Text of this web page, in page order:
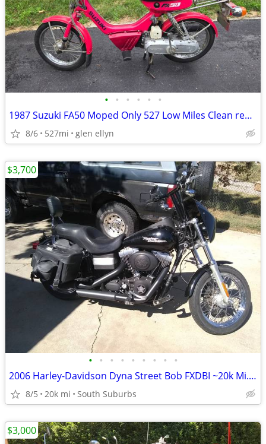
• • • • • •
1987 Suzuki FA50 Moped Only 527 Low Miles Clean registration
8/6 527mi glen ellyn
• • • • • • • • •
2006 Harley-Davidson Dyna Street Bob FXDBI ~20k Mi.-Custom-$3,700 CASH
8/5 20k mi South Suburbs
$3,700
$3,000